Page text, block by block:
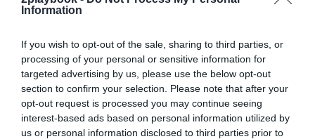
Information
If you wish to opt-out of the sale, sharing to third parties, or
processing of your personal or sensitive information for
targeted advertising by us, please use the below opt-out
section to confirm your selection. Please note that after your
opt-out request is processed you may continue seeing
interest-based ads based on personal information utilized by
us or personal information disclosed to third parties prior to
Sobre Intelligence 2P
Intelligence 2Pes la unidad de estrategia e
inteligencia de mercado de 2Playbook, cuya plataforma
de datos monitoriza en tiempo real el negocio de 60
clubes de LaLiga, Liga F y Primera Federación; 200
clubes de ligas europeas; 22 clubes de ACB y Primera